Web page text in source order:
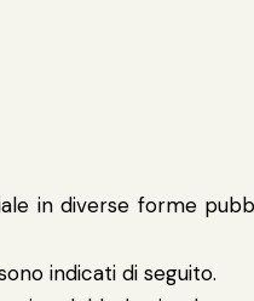
in diverse forme
indicati di seguito.